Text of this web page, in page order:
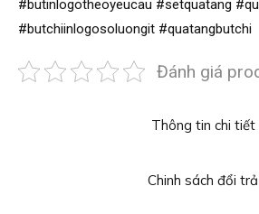
Thông tin chi tiết
Chinh sách đổi trả
#butinlogotheoyeucau #setquatang
#butchiinlogosoluongit #quatangbutchi
Đánh giá